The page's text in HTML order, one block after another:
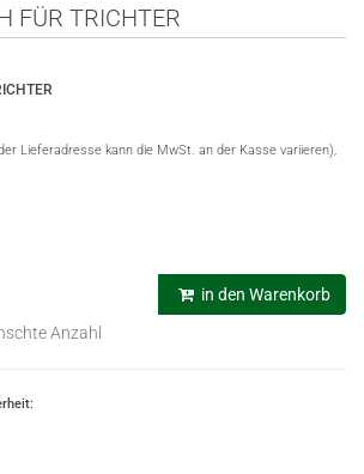
FÜR TRICHTER
Lieferadresse kann die MwSt. an der Kasse variieren),
in den Warenkorb
Anzahl